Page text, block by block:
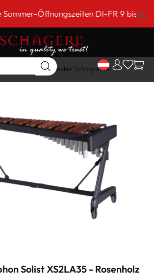
Öffnungszeiten DI-FR 9 bis 18
Orchester Schlagwerk
Solist XS2LA35 - Rosenholz